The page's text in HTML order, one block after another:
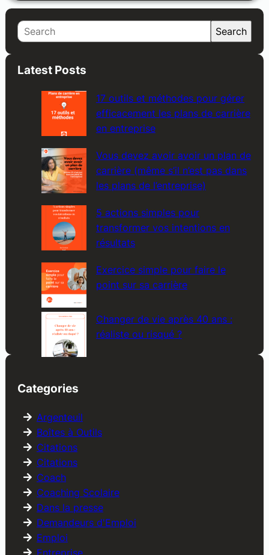
S
e
r
Search
Latest Posts
17 outils et méthodes pour gérer
efficacement les plans de carrière
en entreprise
Vous devez avoir avoir un plan de
carrière (même s’il n’est pas dans
les plans de l’entreprise)
5 actions simples pour
transformer vos intentions en
résultats
Exercice simple pour faire le
point sur sa carrière
Changer de vie après 40 ans :
réaliste ou risqué ?
Categories
Argenteuil
Boîtes à Outils
Citations
Citations
Coach
Coaching Scolaire
Dans la presse
Demandeurs d'Emploi
Emploi
Entreprise